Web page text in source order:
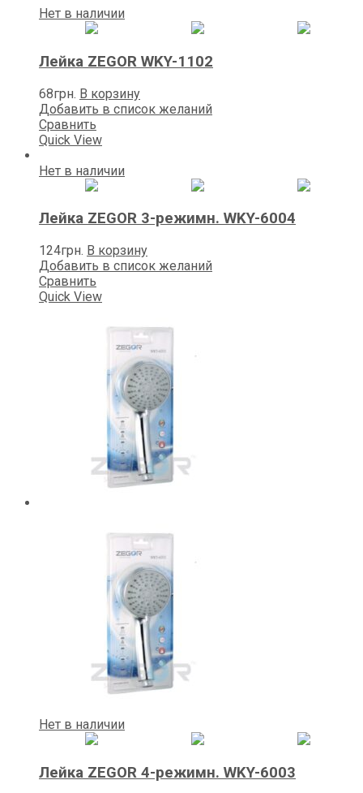
Нет в наличии
Лейка ZEGOR WKY-1102
68грн. В корзину
Добавить в список желаний
Сравнить
Quick View
Нет в наличии
Лейка ZEGOR 3-режимн. WKY-6004
124грн. В корзину
Добавить в список желаний
Сравнить
Quick View
Нет в наличии
Лейка ZEGOR 4-режимн. WKY-6003